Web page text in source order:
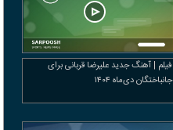
فیلم | آهنگ جدید علیرضا قربانی برای
جانباختگان دی‌ماه ۱۴۰۴